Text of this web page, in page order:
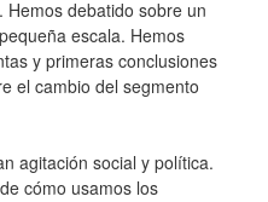
Hemos debatido sobre un
escala. Hemos
y primeras conclusiones
el cambio del segmento
agitación social y política.
cómo usamos los